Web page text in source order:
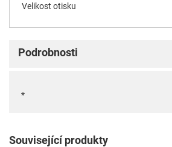
Velikost otisku
Podrobnosti
*
Související produkty